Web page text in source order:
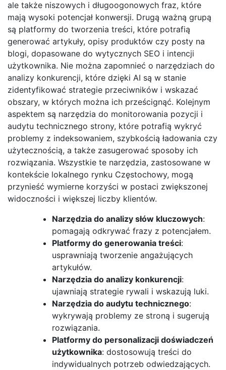
ale także niszowych i długoogonowych fraz, które
mają wysoki potencjał konwersji. Drugą ważną grupą
są platformy do tworzenia treści, które potrafią
generować artykuły, opisy produktów czy posty na
blogi, dopasowane do wytycznych SEO i intencji
użytkownika. Nie można zapomnieć o narzędziach do
analizy konkurencji, które dzięki AI są w stanie
zidentyfikować strategie przeciwników i wskazać
obszary, w których można ich prześcignąć. Kolejnym
aspektem są narzędzia do monitorowania pozycji i
audytu technicznego strony, które potrafią wykryć
problemy z indeksowaniem, szybkością ładowania czy
użytecznością, a także zasugerować sposoby ich
rozwiązania. Wszystkie te narzędzia, zastosowane w
kontekście lokalnego rynku Częstochowy, mogą
przynieść wymierne korzyści w postaci zwiększonej
widoczności i większej liczby klientów.
Narzędzia do analizy słów kluczowych:
pomagają odkrywać frazy z potencjałem.
Platformy do generowania treści:
usprawniają tworzenie angażujących
artykułów.
Narzędzia do analizy konkurencji:
ujawniają strategie rywali i wskazują luki.
Narzędzia do audytu technicznego:
wykrywają problemy ze stroną i sugerują
rozwiązania.
Platformy do personalizacji doświadczeń
użytkownika: dostosowują treści do
indywidualnych potrzeb odwiedzających.